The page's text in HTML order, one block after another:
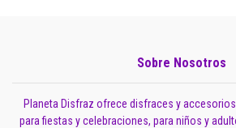
Sobre Nosotros
Planeta Disfraz ofrece disfraces y
para fiestas y celebraciones, para niños y